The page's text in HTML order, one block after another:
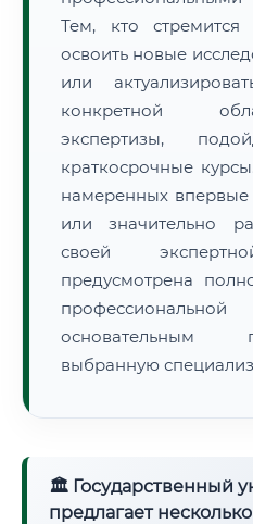
Тем, кто
освоить новые
или
конкретной
экспертизы,
краткосрочные
намеренных
или значительно
своей
предусмотрена
профессиональной
основательным
выбранную
🏛 Государственный
предлагает